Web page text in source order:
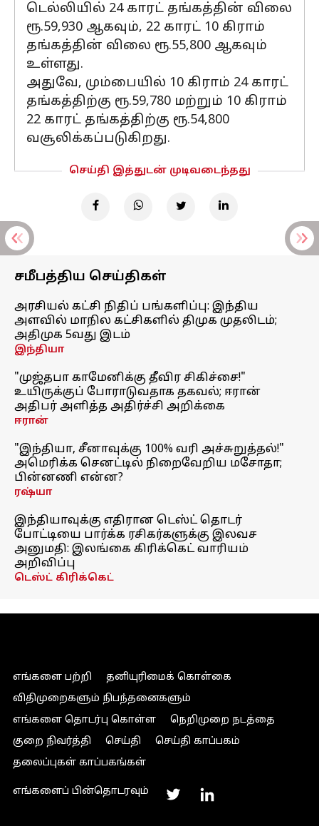
டெல்லியில் 24 காரட் தங்கத்தின் விலை
ரூ.59,930 ஆகவும், 22 காரட் 10 கிராம்
தங்கத்தின் விலை ரூ.55,800 ஆகவும்
உள்ளது.
அதுவே, மும்பையில் 10 கிராம் 24 காரட்
தங்கத்திற்கு ரூ.59,780 மற்றும் 10 கிராம்
22 காரட் தங்கத்திற்கு ரூ.54,800
வசூலிக்கப்படுகிறது.
செய்தி இத்துடன் முடிவடைந்தது
சமீபத்திய செய்திகள்
அரசியல் கட்சி நிதிப் பங்களிப்பு: இந்திய
அளவில் மாநில கட்சிகளில் திமுக முதலிடம்;
அதிமுக 5வது இடம்
இந்தியா
"முஜ்தபா காமேனிக்கு தீவிர சிகிச்சை!"
உயிருக்குப் போராடுவதாக தகவல்; ஈரான்
அதிபர் அளித்த அதிர்ச்சி அறிக்கை
ஈரான்
"இந்தியா, சீனாவுக்கு 100% வரி அச்சுறுத்தல்!"
அமெரிக்க செனட்டில் நிறைவேறிய மசோதா;
பின்னணி என்ன?
ரஷ்யா
இந்தியாவுக்கு எதிரான டெஸ்ட் தொடர்
போட்டியை பார்க்க ரசிகர்களுக்கு இலவச
அனுமதி: இலங்கை கிரிக்கெட் வாரியம்
அறிவிப்பு
டெஸ்ட் கிரிக்கெட்
எங்களை பற்றி
தனியுரிமைக் கொள்கை
விதிமுறைகளும் நிபந்தனைகளும்
எங்களை தொடர்பு கொள்ள
நெறிமுறை நடத்தை
குறை நிவர்த்தி
செய்தி
செய்தி காப்பகம்
தலைப்புகள் காப்பகங்கள்
எங்களைப் பின்தொடரவும்